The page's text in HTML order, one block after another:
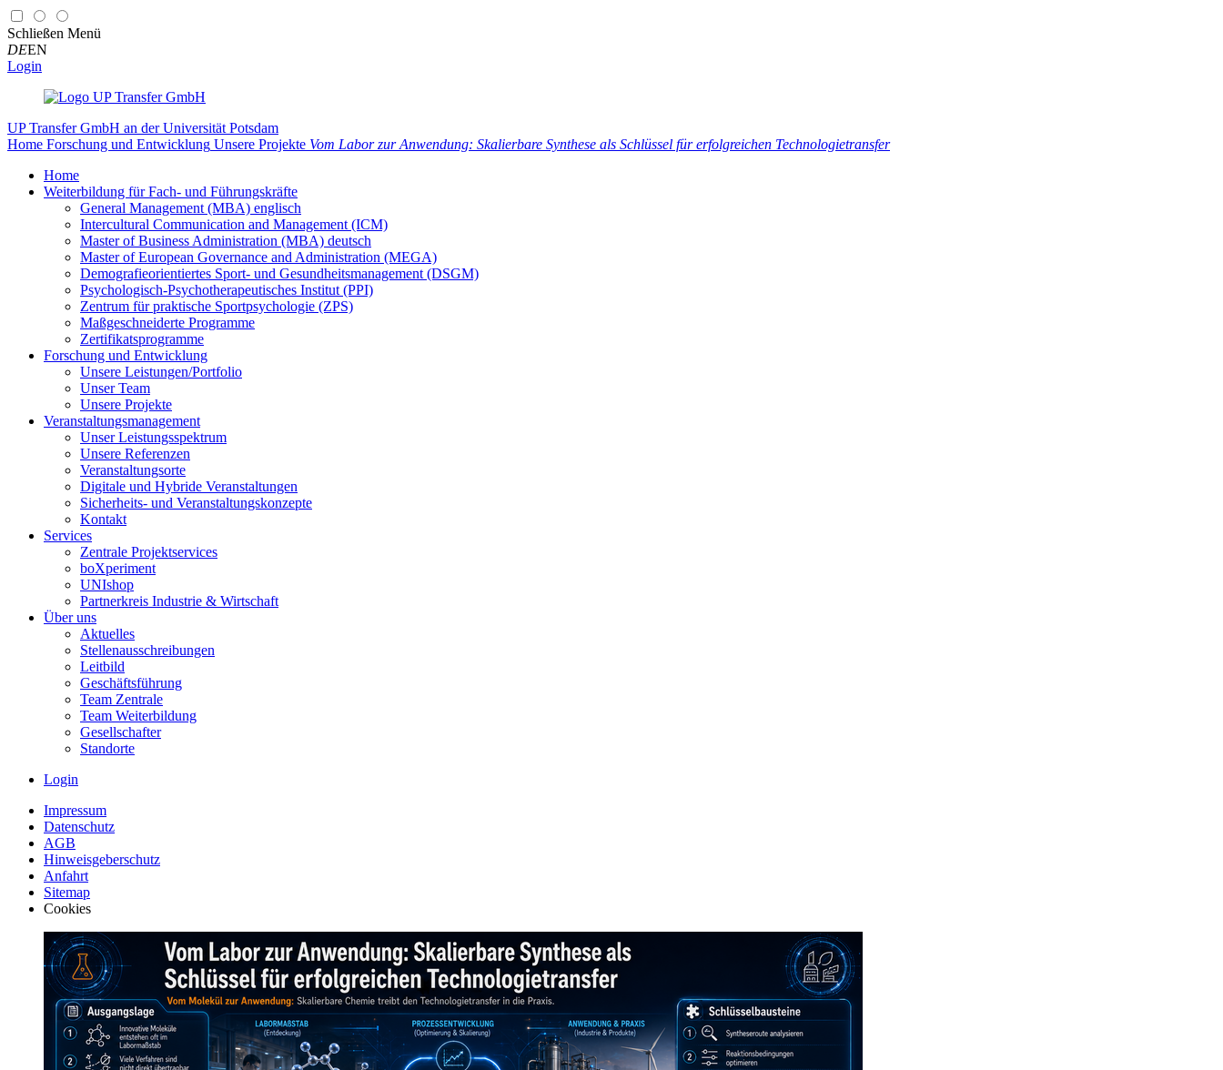
Schließen Menü
DEEN
Login
UP Transfer GmbH an der Universität Potsdam
Home Forschung und Entwicklung Unsere Projekte Vom Labor zur Anwendung: Skalierbare Synthese als Schlüssel für erfolgreichen Technologietransfer
Home
Weiterbildung für Fach- und Führungskräfte
General Management (MBA) englisch
Intercultural Communication and Management (ICM)
Master of Business Administration (MBA) deutsch
Master of European Governance and Administration (MEGA)
Demografieorientiertes Sport- und Gesundheitsmanagement (DSGM)
Psychologisch-Psychotherapeutisches Institut (PPI)
Zentrum für praktische Sportpsychologie (ZPS)
Maßgeschneiderte Programme
Zertifikatsprogramme
Forschung und Entwicklung
Unsere Leistungen/Portfolio
Unser Team
Unsere Projekte
Veranstaltungsmanagement
Unser Leistungsspektrum
Unsere Referenzen
Veranstaltungsorte
Digitale und Hybride Veranstaltungen
Sicherheits- und Veranstaltungskonzepte
Kontakt
Services
Zentrale Projektservices
boXperiment
UNIshop
Partnerkreis Industrie & Wirtschaft
Über uns
Aktuelles
Stellenausschreibungen
Leitbild
Geschäftsführung
Team Zentrale
Team Weiterbildung
Gesellschafter
Standorte
Login
Impressum
Datenschutz
AGB
Hinweisgeberschutz
Anfahrt
Sitemap
Cookies